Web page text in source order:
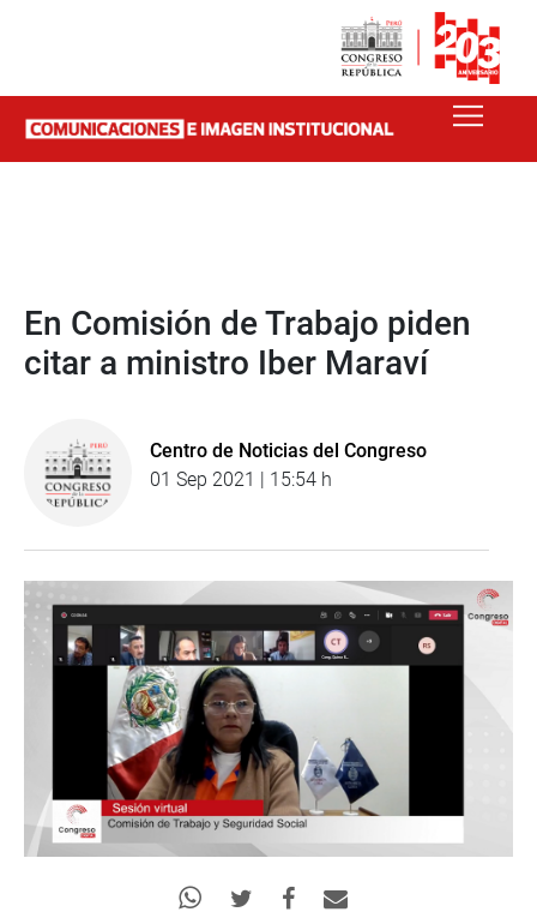
En Comisión de Trabajo piden
citar a ministro Iber Maraví
Centro de Noticias del Congreso
01 Sep 2021 | 15:54 h